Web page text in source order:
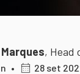
, Head
• 28 set